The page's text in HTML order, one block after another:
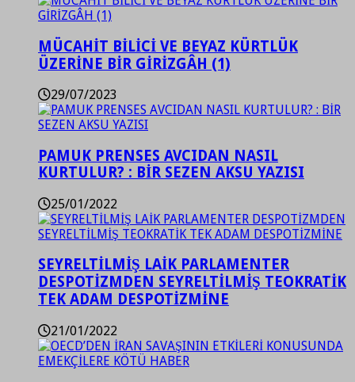
MÜCAHİT BİLİCİ VE BEYAZ KÜRTLÜK
ÜZERİNE BİR GİRİZGÂH (1)
29/07/2023
PAMUK PRENSES AVCIDAN NASIL
KURTULUR? : BİR SEZEN AKSU YAZISI
25/01/2022
SEYRELTİLMİŞ LAİK PARLAMENTER
DESPOTİZMDEN SEYRELTİLMİŞ TEOKRATİK
TEK ADAM DESPOTİZMİNE
21/01/2022